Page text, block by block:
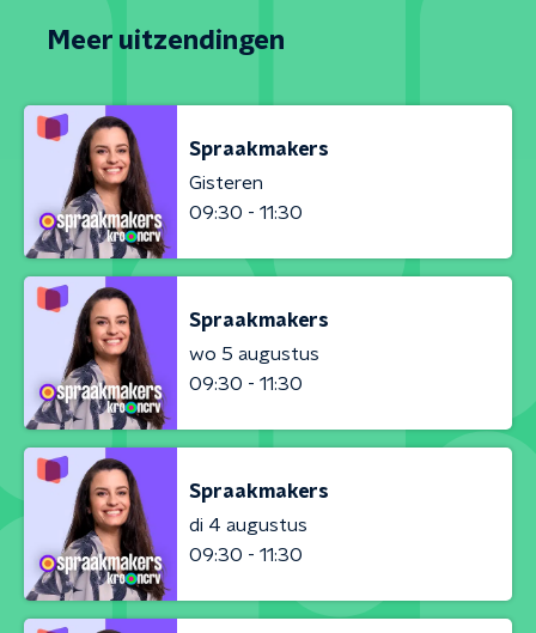
Meer uitzendingen
Spraakmakers
Gisteren
09:30 - 11:30
Spraakmakers
wo 5 augustus
09:30 - 11:30
Spraakmakers
di 4 augustus
09:30 - 11:30